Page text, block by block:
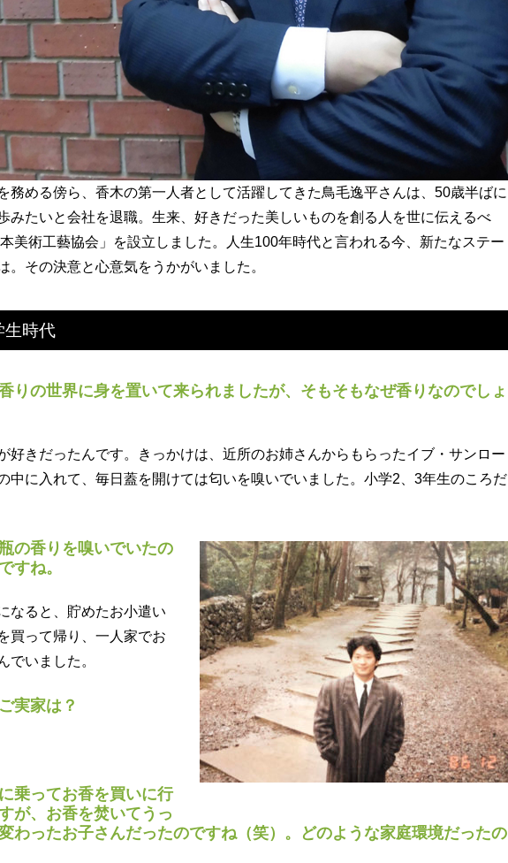
務める傍ら、香木の第一人者として活躍してきた鳥毛逸平さんは、50歳半ばに
みたいと会社を退職。生来、好きだった美しいものを創る人を世に伝えるべ
美術工藝協会」を設立しました。人生100年時代と言われる今、新たなステー
。その決意と心意気をうかがいました。
生時代
りの世界に身を置いて来られましたが、そもそもなぜ香りなのでしょ
きだったんです。きっかけは、近所のお姉さんからもらったイブ・サンロー
中に入れて、毎日蓋を開けては匂いを嗅いでいました。小学2、3年生のころだ
の香りを嗅いでいたの
すね。
なると、貯めたお小遣い
買って帰り、一人家でお
でいました。
実家は？
乗ってお香を買いに行
が、お香を焚いてうっ
わったお子さんだったのですね（笑）。どのような家庭環境だったの